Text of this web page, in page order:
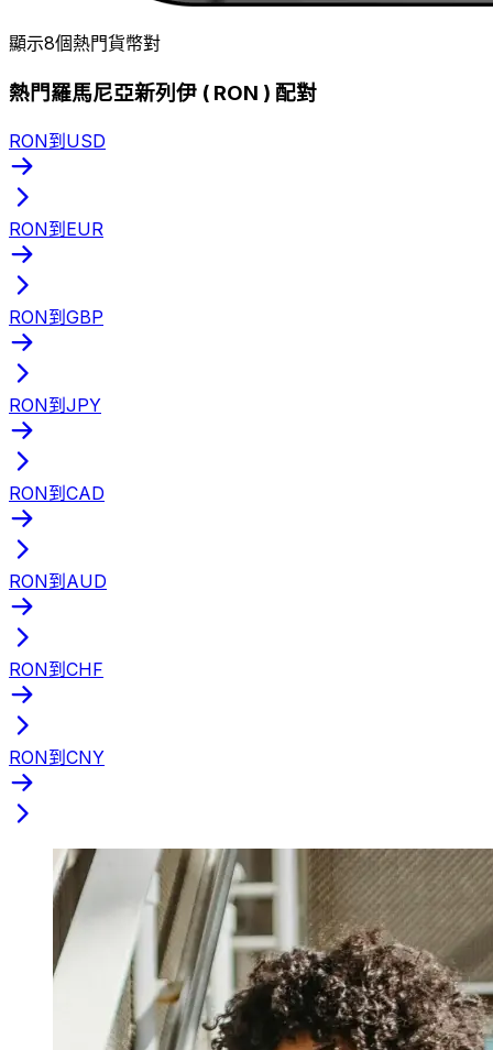
顯示8個熱門貨幣對
熱門羅馬尼亞新列伊 ( RON ) 配對
RON到USD
RON到EUR
RON到GBP
RON到JPY
RON到CAD
RON到AUD
RON到CHF
RON到CNY